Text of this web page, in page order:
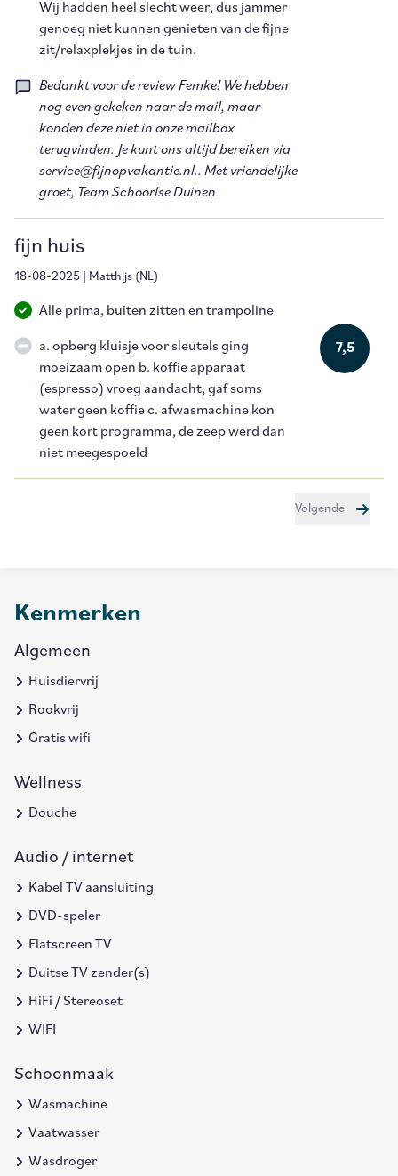
Wij hadden heel slecht weer, dus jammer
genoeg niet kunnen genieten van de fijne
zit/relaxplekjes in de tuin.
Bedankt voor de review Femke! We hebben
nog even gekeken naar de mail, maar
konden deze niet in onze mailbox
terugvinden. Je kunt ons altijd bereiken via
service@fijnopvakantie.nl.. Met vriendelijke
groet, Team Schoorlse Duinen
fijn huis
18-08-2025 Matthijs (NL)
7,5
Alle prima, buiten zitten en trampoline
a. opberg kluisje voor sleutels ging
moeizaam open b. koffie apparaat
(espresso) vroeg aandacht, gaf soms
water geen koffie c. afwasmachine kon
geen kort programma, de zeep werd dan
niet meegespoeld
Volgende
Kenmerken
Algemeen
Huisdiervrij
Rookvrij
Gratis wifi
Wellness
Douche
Audio / internet
Kabel TV aansluiting
DVD-speler
Flatscreen TV
Duitse TV zender(s)
HiFi / Stereoset
WIFI
Schoonmaak
Wasmachine
Vaatwasser
Wasdroger